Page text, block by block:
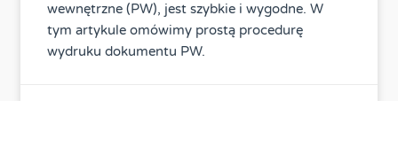
wewnętrzne (PW), jest szybkie i wygodne. W
tym artykule omówimy prostą procedurę
wydruku dokumentu PW.